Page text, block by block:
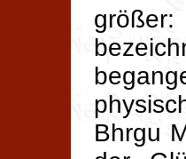
größer:
Bhrgu